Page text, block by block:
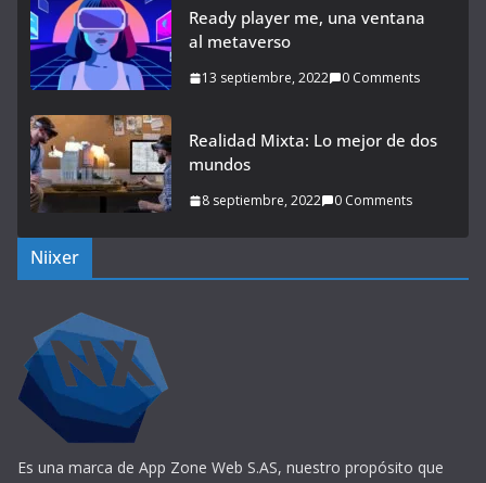
Ready player me, una ventana
al metaverso
13 septiembre, 2022 0 Comments
Realidad Mixta: Lo mejor de dos
mundos
8 septiembre, 2022 0 Comments
Niixer
Es una marca de App Zone Web S.AS, nuestro propósito que